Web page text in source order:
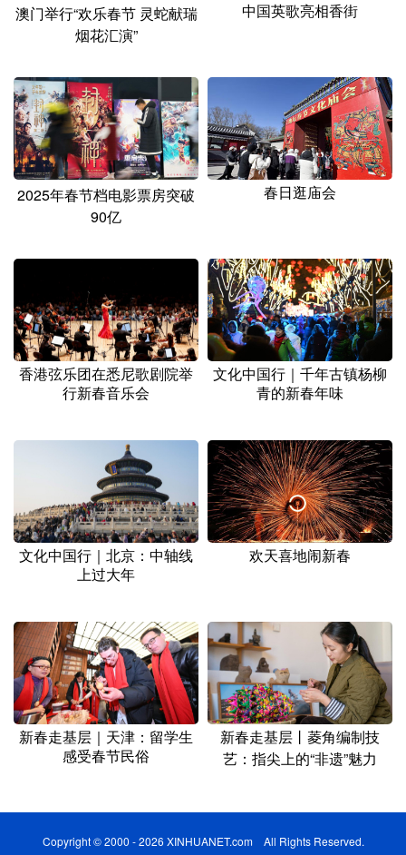
浙江 安徽 福建 江西
广东 广西 重庆
四川 贵州 云南 西藏
陕西 甘肃 青海 宁夏
新疆 内蒙古 黑龙江
English Español Français عربى
Русский язык 日本語 한국어
Deutsch Português
澳门举行“欢乐春节 灵蛇献瑞
烟花汇演”
中国英歌亮相香街
2025年春节档电影票房突破
90亿
春日逛庙会
香港弦乐团在悉尼歌剧院举
行新春音乐会
文化中国行｜千年古镇杨柳
青的新春年味
文化中国行｜北京：中轴线
上过大年
欢天喜地闹新春
新春走基层｜天津：留学生
感受春节民俗
新春走基层丨菱角编制技
艺：指尖上的“非遗”魅力
Copyright © 2000 - 2026 XINHUANET.com All Rights Reserved.